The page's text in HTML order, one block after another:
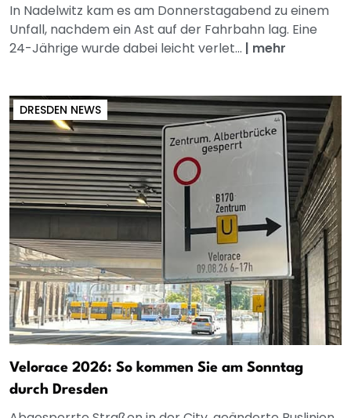
In Nadelwitz kam es am Donnerstagabend zu einem
Unfall, nachdem ein Ast auf der Fahrbahn lag. Eine
24-Jährige wurde dabei leicht verlet... | mehr
DRESDEN NEWS
Velorace 2026: So kommen Sie am Sonntag
durch Dresden